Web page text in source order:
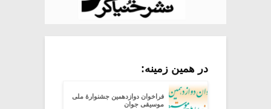
در همین زمینه:
فراخوان دوازدهمین جشنوارۀ ملی
موسیقی جوان